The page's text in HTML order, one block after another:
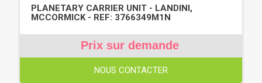
PLANETARY CARRIER UNIT - LANDINI,
MCCORMICK - REF: 3766349M1N
Prix sur demande
NOUS CONTACTER